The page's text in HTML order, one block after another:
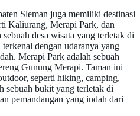
Sleman juga memiliki destinasi
Kaliurang, Merapi Park, dan
desa wisata yang terletak di
dengan udaranya yang
Merapi Park adalah sebuah
Gunung Merapi. Taman ini
seperti hiking, camping,
sebuah bukit yang terletak di
pemandangan yang indah dari